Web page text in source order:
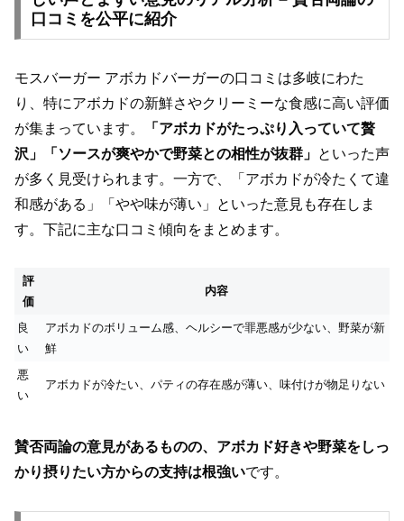
口コミを公平に紹介
モスバーガー アボカドバーガーの口コミは多岐にわた
り、特にアボカドの新鮮さやクリーミーな食感に高い評価
が集まっています。
「アボカドがたっぷり入っていて贅
沢」「ソースが爽やかで野菜との相性が抜群」 といった声
が多く見受けられます。一方で、「アボカドが冷たくて違
和感がある」「やや味が薄い」といった意見も存在しま
す。下記に主な口コミ傾向をまとめます。
評
価
内容
良
い
アボカドのボリューム感、ヘルシーで罪悪感が少ない、野菜が新
鮮
悪
い
アボカドが冷たい、パティの存在感が薄い、味付けが物足りない
賛否両論の意見があるものの、アボカド好きや野菜をしっ
かり摂りたい方からの支持は根強いです。